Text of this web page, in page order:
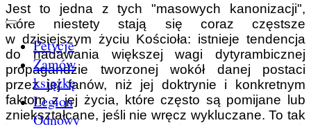
Petycje
Zamów
książkę
Legion
Odnowy
Jest to jedna z tych "masowych kanonizacji",
które niestety stają się coraz częstsze
w dzisiejszym życiu Kościoła: istnieje tendencja
do nadawania większej wagi dytyrambicznej
propagandzie tworzonej wokół danej postaci
przez jej fanów, niż jej doktrynie i konkretnym
faktom z jej życia, które często są pomijane lub
zniekształcane, jeśli nie wręcz wykluczane. To tak